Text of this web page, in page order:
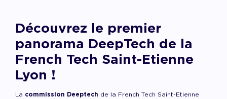
Découvrez le premier
panorama DeepTech de la
French Tech Saint-Etienne
Lyon !
La commission Deeptech de la French Tech Saint-Etienne